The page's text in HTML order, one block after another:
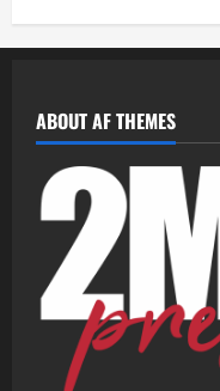
ABOUT AF THEMES